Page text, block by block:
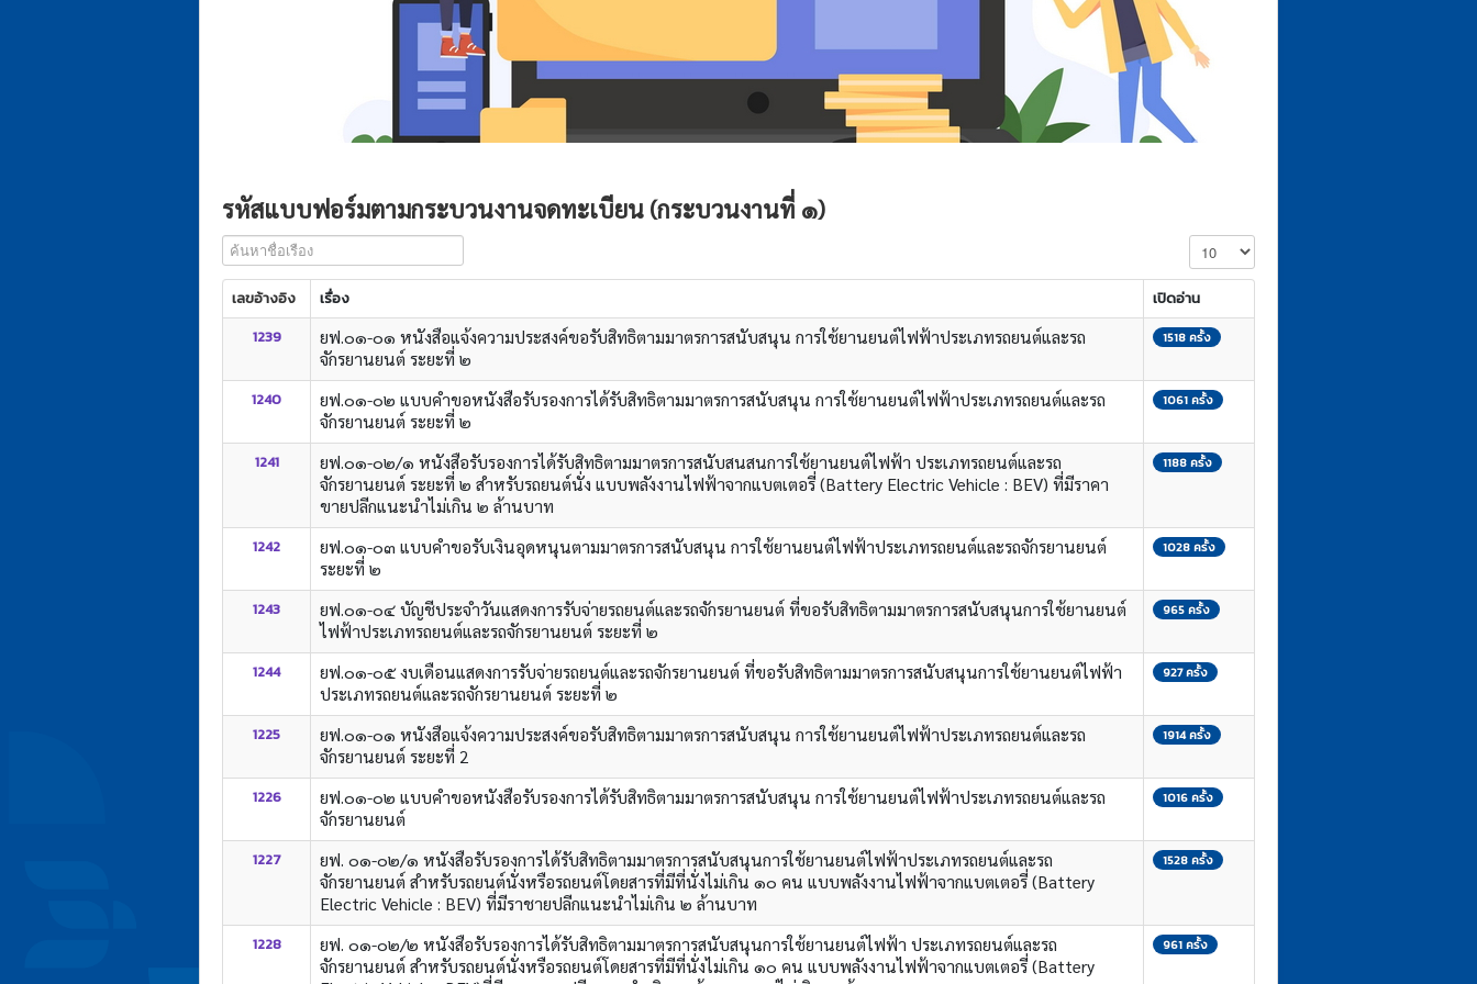
รหัสแบบฟอร์มตามกระบวนงานจดทะเบียน (กระบวนงานที่ ๑)
ค้นหาชื่อเรือง แสดง #
เลขอ้างอิง เรื่อง
เปิดอ่าน
1239
ยฟ.๐๑-๐๑ หนังสือแจ้งความประสงค์ขอรับสิทธิตามมาตรการสนับสนุน การใช้ยานยนต์ไฟฟ้าประเภทรถยนต์และรถ
จักรยานยนต์ ระยะที่ ๒
1518 ครั้ง
1240
ยฟ.๐๑-๐๒ แบบคำขอหนังสือรับรองการได้รับสิทธิตามมาตรการสนับสนุน การใช้ยานยนต์ไฟฟ้าประเภทรถยนต์และรถ
จักรยานยนต์ ระยะที่ ๒
1061 ครั้ง
1241
ยฟ.๐๑-๐๒/๑ หนังสือรับรองการได้รับสิทธิตามมาตรการสนับสนสนการใช้ยานยนต์ไฟฟ้า ประเภทรถยนต์และรถ
จักรยานยนต์ ระยะที่ ๒ สำหรับรถยนต์นั่ง แบบพลังงานไฟฟ้าจากแบตเตอรี่ (Battery Electric Vehicle : BEV) ที่มีราคา
ขายปลีกแนะนำไม่เกิน ๒ ล้านบาท
1188 ครั้ง
1242
ยฟ.๐๑-๐๓ แบบคำขอรับเงินอุดหนุนตามมาตรการสนับสนุน การใช้ยานยนต์ไฟฟ้าประเภทรถยนต์และรถจักรยานยนต์
ระยะที่ ๒
1028 ครั้ง
1243
ยฟ.๐๑-๐๔ บัญชีประจำวันแสดงการรับจ่ายรถยนต์และรถจักรยานยนต์ ที่ขอรับสิทธิตามมาตรการสนับสนุนการใช้ยานยนต์
ไฟฟ้าประเภทรถยนต์และรถจักรยานยนต์ ระยะที่ ๒
965 ครั้ง
1244
ยฟ.๐๑-๐๕ งบเดือนแสดงการรับจ่ายรถยนต์และรถจักรยานยนต์ ที่ขอรับสิทธิตามมาตรการสนับสนุนการใช้ยานยนต์ไฟฟ้า
ประเภทรถยนต์และรถจักรยานยนต์ ระยะที่ ๒
927 ครั้ง
1225
ยฟ.๐๑-๐๑ หนังสือแจ้งความประสงค์ขอรับสิทธิตามมาตรการสนับสนุน การใช้ยานยนต์ไฟฟ้าประเภทรถยนต์และรถ
จักรยานยนต์ ระยะที่ 2
1914 ครั้ง
1226
ยฟ.๐๑-๐๒ แบบคำขอหนังสือรับรองการได้รับสิทธิตามมาตรการสนับสนุน การใช้ยานยนต์ไฟฟ้าประเภทรถยนต์และรถ
จักรยานยนต์
1016 ครั้ง
1227
ยฟ. ๐๑-๐๒/๑ หนังสือรับรองการได้รับสิทธิตามมาตรการสนับสนุนการใช้ยานยนต์ไฟฟ้าประเภทรถยนต์และรถ
จักรยานยนต์ สำหรับรถยนต์นั่งหรือรถยนต์โดยสารที่มีที่นั่งไม่เกิน ๑๐ คน แบบพลังงานไฟฟ้าจากแบตเตอรี่ (Battery
Electric Vehicle : BEV) ที่มีราชายปลีกแนะนำไม่เกิน ๒ ล้านบาท
1528 ครั้ง
1228
ยฟ. ๐๑-๐๒/๒ หนังสือรับรองการได้รับสิทธิตามมาตรการสนับสนุนการใช้ยานยนต์ไฟฟ้า ประเภทรถยนต์และรถ
จักรยานยนต์ สำหรับรถยนต์นั่งหรือรถยนต์โดยสารที่มีที่นั่งไม่เกิน ๑๐ คน แบบพลังงานไฟฟ้าจากแบตเตอรี่ (Battery
961 ครั้ง